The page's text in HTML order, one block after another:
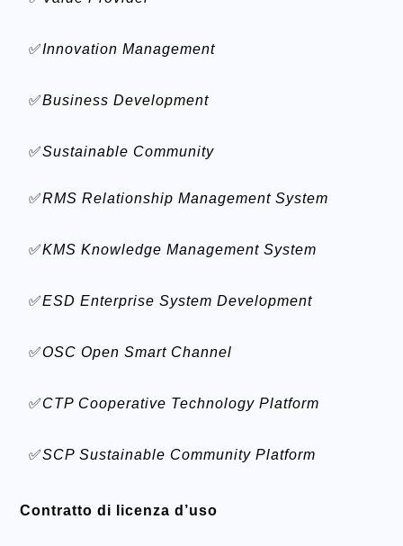
✅Innovation Management
✅Business Development
✅Sustainable Community
✅RMS Relationship Management System
✅KMS Knowledge Management System
✅ESD Enterprise System Development
✅OSC Open Smart Channel
✅CTP Cooperative Technology Platform
✅SCP Sustainable Community Platform
Contratto di licenza d’uso